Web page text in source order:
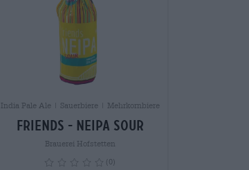
India Pale Ale | Sauerbiere | Mehrkornbiere
Friends - NEIPA Sour
Brauerei Hofstetten
(0)